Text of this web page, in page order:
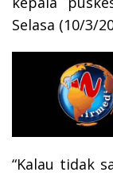
Selasa (10/3/
“Kalau tidak